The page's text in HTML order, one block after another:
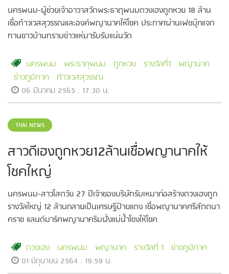
นครพนม-ผู้ช่วยเจ้าอาวาสวัดพระธาตุพนมดวงเฮงถูกหวย 18 ล้าน
เชื่อท้าวเวสสุวรรณและองค์พญานาคให้โชค ประกาศผ่านเฟซบุ๊กแจก
ทานชาวบ้านทราบข่าวแห่มารับรับแน่นวัด
นครพนม พระธาตุพนม ถูกหวย รางวัลที่1
พญานาค
ข่าวภูมิภาค
ท้าวเวสสุวรรณ
06 มีนาคม 2565 : 17:30 น.
THAI NEWS
สาวดีเฮงถูกหวย12ล้านเชื่อพญานาคให้
โชคใหญ่
นครพนม-สาวโสดวัย 27 ปีเจ้าของบริษัทรับเหมาก่อสร้างดวงเฮงถูก
รางวัลใหญ่ 12 ล้านกลายเป็นเศรษฐีป้ายแดง เชื่อพญานาคศรีสัตตนา
คราช แลนด์มาร์คพญานาคริมฝั่งแม่น้ำโขงให้โชค
ดวงเฮง นครพนม พญานาค รางวัลที่ 1 ข่างภูมิภาค
01 มิถุนายน 2564 : 19:59 น.